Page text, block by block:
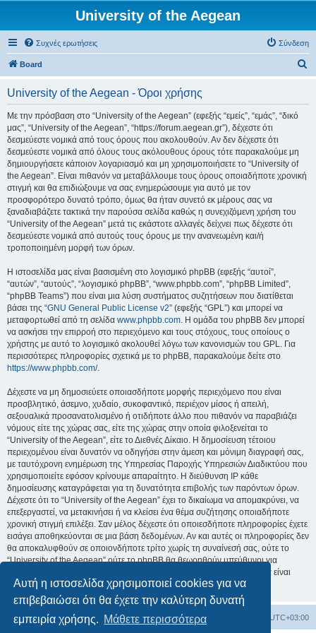
Αυτή η ιστοσελίδα χρησιμοποιεί cookies για να
επιβεβαιώσει ότι θα έχετε την καλύτερη δυνατή
εμπειρία χρήσης. Μάθετε περισσότερα
University of the Aegean
Συχνές ερωτήσεις Σύνδεση
Board
University of the Aegean - Όροι χρήσης
Με την πρόσβαση στο “University of the Aegean” (εφεξής “εμείς”, “εμάς”, “δικό
μας”, “University of the Aegean”, “https://forum.aegean.gr”), δέχεστε ότι
δεσμεύεστε νομικά από τους όρους που ακολουθούν. Αν δεν δέχεστε ότι
δεσμεύεστε νομικά από όλους τους ακόλουθους όρους τότε παρακαλούμε μη
δημιουργήσετε κάποιον λογαριασμό και μη χρησιμοποιήσετε το “University of
the Aegean”. Είναι πιθανόν να μεταβάλλουμε τους όρους οποιαδήποτε χρονική
στιγμή και θα επιδιώξουμε να σας ενημερώσουμε για αυτό με τον
προσφορότερο δυνατό τρόπο, όμως θα ήταν συνετό εκ μέρους σας να
ξαναδιαβάζετε τακτικά την παρούσα σελίδα καθώς η συνεχιζόμενη χρήση του
“University of the Aegean” μετά τις εκάστοτε αλλαγές δείχνει πως δέχεστε ότι
δεσμεύεστε νομικά από αυτούς τους όρους με την ανανεωμένη και/ή
τροποποιημένη μορφή των όρων.
Η ιστοσελίδα μας είναι βασισμένη στο λογισμικό phpBB (εφεξής “αυτοί”,
“αυτών”, “αυτούς”, “λογισμικό phpBB”, “www.phpbb.com”, “phpBB Limited”,
“phpBB Teams”) που είναι μια λύση συστήματος συζητήσεων που διατίθεται
βάσει της “GNU General Public License v2” (εφεξής “GPL”) και μπορεί να
μεταφορτωθεί από τη σελίδα www.phpbb.com. Η ομάδα του phpBB δεν μπορεί
να ασκήσει την επιρροή στο περιεχόμενο και τους στόχους, τους οποίους ο
χρήστης με αυτό το λογισμικό ακολουθεί λόγω των κανονισμών του GPL. Για
περισσότερες πληροφορίες σχετικά με το phpBB, παρακαλούμε δείτε στο
https://www.phpbb.com/.
Δέχεστε να μη δημοσιεύετε οποιασδήποτε μορφής περιεχόμενο που είναι
προσβλητικό, άσεμνο, χυδαίο, συκοφαντικό, περιέχον μίσος ή απειλή,
σεξουαλικά προσανατολισμένο ή οτιδήποτε άλλο που πιθανόν να παραβιάζει
νόμους είτε της χώρας σας, είτε της χώρας στην οποία φιλοξενείται το
“University of the Aegean”, είτε το Διεθνές Δίκαιο. Η δημοσίευση τέτοιου
περιεχομένου είναι δυνατόν να οδηγήσει στην άμεση και μόνιμη διαγραφή σας,
με ταυτόχρονη ενημέρωση της Υπηρεσίας Παροχής Υπηρεσιών Διαδικτύου που
χρησιμοποιείτε εφόσον κρίνουμε απαραίτητο. Η διεύθυνση IP κάθε
δημοσίευσης καταγράφεται για τη δυνατότητα επιβολής των παρόντων όρων.
Δέχεστε ότι το “University of the Aegean” έχει το δικαίωμα να απομακρύνει, να
επεξεργαστεί, να μετακινήσει ή να κλείσει ένα θέμα συζήτησης οποιαδήποτε
χρονική στιγμή επιλέξει. Σαν μέλος δέχεστε ότι οποιεσδήποτε πληροφορίες έχετε
εισάγει αποθηκεύονται σε μια βάση δεδομένων. Αν και αυτές οι πληροφορίες δεν
θα αποκαλυφθούν σε οποιονδήποτε τρίτο χωρίς τη συναίνεσή σας, ούτε το
“University of the Aegean” ούτε το phpBB θα θεωρηθούν υπεύθυνοι για
οποιαδήποτε απόπειρα ηλεκτρονικής εισβολής ή παραβίασης η οποία είναι
δυνατόν να οδηγήσει σε απώλεια αυτών των δεδομένων.
Board Όλοι οι χρόνοι είναι UTC+03:00
Διαγραφή cookies